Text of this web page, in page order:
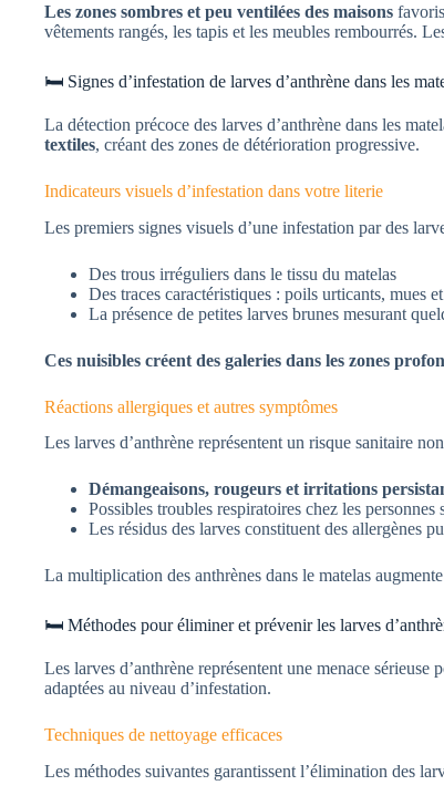
Les zones sombres et peu ventilées des maisons
vêtements rangés, les tapis et les meubles rembourrés.
🛏️ Signes d’infestation de larves d’anthrène dans les
La détection précoce des larves d’anthrène dans les
textiles, créant des zones de détérioration progressive.
Indicateurs visuels d’infestation dans votre literie
Les premiers signes visuels d’une infestation par des
Des trous irréguliers dans le tissu du matelas
Des traces caractéristiques : poils urticants, mues
La présence de petites larves brunes mesurant
Ces nuisibles créent des galeries dans les zones
Réactions allergiques et autres symptômes
Les larves d’anthrène représentent un risque sanitaire
Démangeaisons, rougeurs et irritations
Possibles troubles respiratoires chez les personnes
Les résidus des larves constituent des allergènes
La multiplication des anthrènes dans le matelas
🛏️ Méthodes pour éliminer et prévenir les larves
Les larves d’anthrène représentent une menace sérieuse
adaptées au niveau d’infestation.
Techniques de nettoyage efficaces
Les méthodes suivantes garantissent l’élimination des